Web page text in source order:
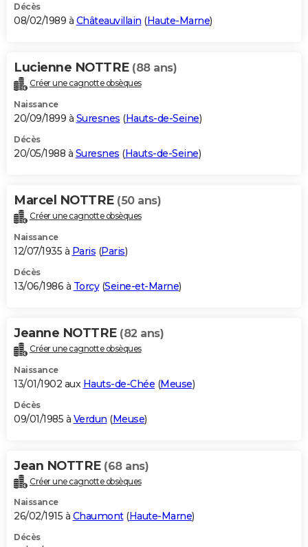
Décès
08/02/1989 à Châteauvillain (Haute-Marne)
Lucienne NOTTRE (88 ans)
Créer une cagnotte obsèques
Naissance
20/09/1899 à Suresnes (Hauts-de-Seine)
Décès
20/05/1988 à Suresnes (Hauts-de-Seine)
Marcel NOTTRE (50 ans)
Créer une cagnotte obsèques
Naissance
12/07/1935 à Paris (Paris)
Décès
13/06/1986 à Torcy(Seine-et-Marne)
Jeanne NOTTRE (82 ans)
Créer une cagnotte obsèques
Naissance
13/01/1902 aux Hauts-de-Chée (Meuse)
Décès
09/01/1985 à Verdun (Meuse)
Jean NOTTRE (68 ans)
Créer une cagnotte obsèques
Naissance
26/02/1915 à Chaumont(Haute-Marne)
Décès